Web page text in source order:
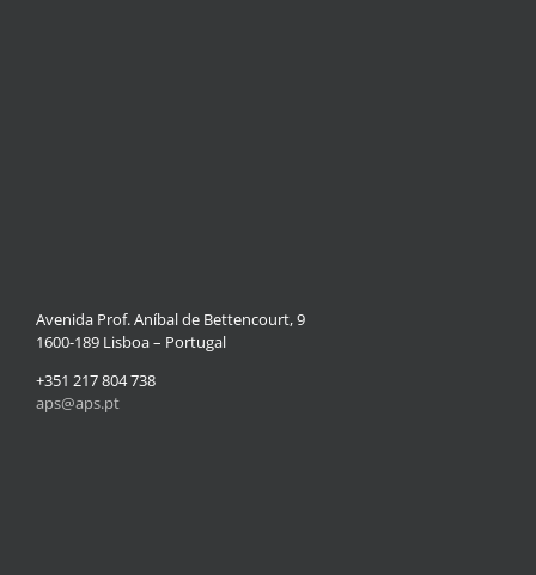
Avenida Prof. Aníbal de Bettencourt, 9
1600-189 Lisboa – Portugal
+351 217 804 738
aps@aps.pt